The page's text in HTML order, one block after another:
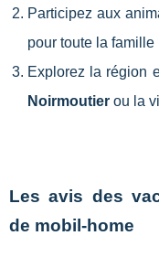
Participez aux
pour toute la famille
Explorez la région
Noirmoutier ou la
Les avis des
de mobil-home